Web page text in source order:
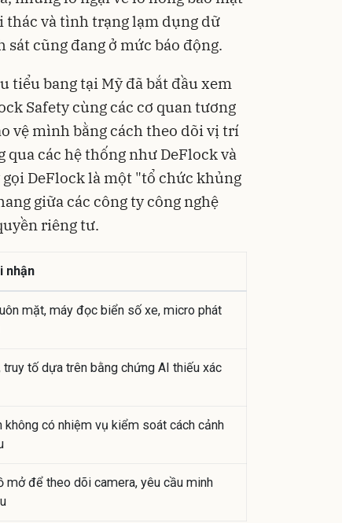
thác và tình trạng lạm dụng dữ
sát cũng đang ở mức báo động.
tiểu bang tại Mỹ đã bắt đầu xem
Safety cùng các cơ quan tương
vệ mình bằng cách theo dõi vị trí
các hệ thống như DeFlock và
gọi DeFlock là một "tổ chức khủng
giữa các công ty công nghệ
riêng tư.
nhận
mặt, máy đọc biển số xe, micro phát
truy tố dựa trên bằng chứng AI thiếu xác
không có nhiệm vụ kiểm soát cách cảnh
mở để theo dõi camera, yêu cầu minh